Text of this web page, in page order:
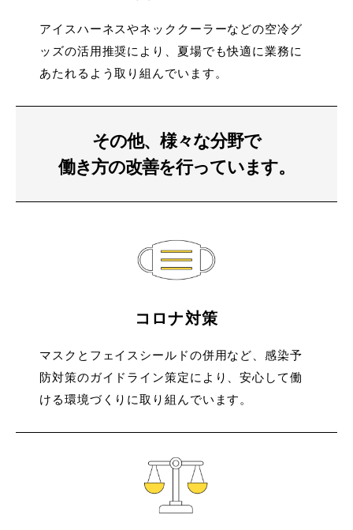
アイスハーネスやネッククーラーなどの空冷グ
ッズの活用推奨により、夏場でも快適に業務に
あたれるよう取り組んでいます。
その他、様々な分野で
働き方の改善を行っています。
コロナ対策
マスクとフェイスシールドの併用など、感染予
防対策のガイドライン策定により、安心して働
ける環境づくりに取り組んでいます。